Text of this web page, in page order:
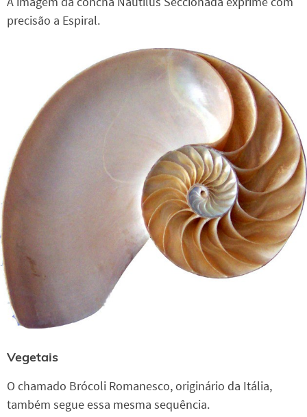
precisão a Espiral.
Vegetais
O chamado Brócoli Romanesco, originário da Itália,
também segue essa mesma sequência.